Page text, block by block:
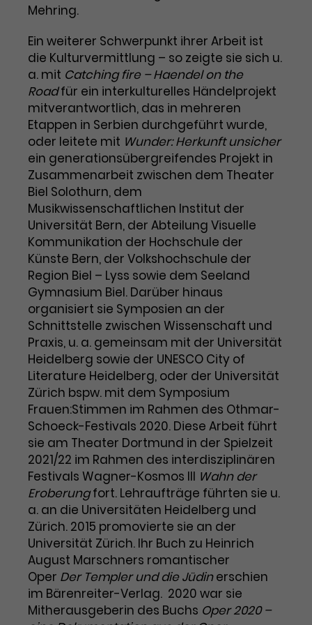
Benutzer*in wiedererkannt werden,
geschützten Bereichen gewährt.
Name cookie_optin
Anbieter TYPO3
Laufzeit 1 Monat
Zweck
Enthält die gewählten Tracking-
Optin-Einstellungen.
Zweck
Dieses Cookie wird von Google
Analytics installiert. Das Cookie
wird verwendet, um
Besucher*innen-, Sitzungs- und
Kampagnendaten zu berechnen
und die Nutzung der Website für
den Analysebericht der Website zu
verfolgen. Die Cookies speichern
Informationen anonym und weisen
eine zufallsgenerierte Nummer zu,
um Besuche zu erkennen.
Name _gid
Anbieter Google Analytics
Laufzeit 1 Tag
Zweck
Dieses Cookie wird von Google
Analytics installiert. Das Cookie
wird verwendet, um Informationen
darüber zu speichern, wie
Besucher*innen eine Website
nutzen, und hilft bei der Erstellung
eines Analyseberichts über die
Performance der Website. Die
erhobenen Daten umfassen in
anonymisierter Form die Anzahl
der Besuche, die Quelle, aus der sie
stammen, und die besuchten
Seiten.
Name _gat_UA-63561367-1
Marketing
Diese Gruppe beinhaltet alle Scripte, die es uns
ermöglichen die Leistung unserer
Werbekampagnen zu analysieren und
Conversions zu messen. Außerdem helfen sie
uns dabei Werbeanzeigen und Inhalte besser auf
die Interessen unserer Nutzer abzustimmen.
_gcl_au
Anbieter Google Ads
Laufzeit 3 Monate
Zweck
Wird von Google verwendet, um
die Effizienz von Werbeanzeigen zu
messen und Conversions zu
speichern. Dieses Cookie hilft dabei
nachzuvollziehen, ob Nutzer über
Google-Anzeigen auf unsere
Website gelangt sind.
Name _gcl_aw
Anbieter Google Ads
Laufzeit 3 Monate
Zweck
Dieses Cookie speichert
Informationen zu Werbeklicks und
dient der Zuordnung von
Conversions zu Google Ads-
Kampagnen.
Name _gcl_dc
Anbieter Google / DoubleClick
Cookie-Informationen
Mehring.
Ein weiterer Schwerpunkt ihrer Arbeit ist
die Kulturvermittlung – so zeigte sie sich u.
a. mit Catching fire – Haendel on the
Roadfür ein interkulturelles Händelprojekt
mitverantwortlich, das in mehreren
Etappen in Serbien durchgeführt wurde,
oder leitete mit Wunder: Herkunft unsicher
ein generationsübergreifendes Projekt in
Zusammenarbeit zwischen dem Theater
Biel Solothurn, dem
Musikwissenschaftlichen Institut der
Universität Bern, der Abteilung Visuelle
Kommunikation der Hochschule der
Künste Bern, der Volkshochschule der
Region Biel – Lyss sowie dem Seeland
Gymnasium Biel. Darüber hinaus
organisiert sie Symposien an der
Schnittstelle zwischen Wissenschaft und
Praxis, u. a. gemeinsam mit der Universität
Heidelberg sowie der UNESCO City of
Literature Heidelberg, oder der Universität
Zürich bspw. mit dem Symposium
Frauen:Stimmen im Rahmen des Othmar-
Schoeck-Festivals 2020. Diese Arbeit führt
sie am Theater Dortmund in der Spielzeit
2021/22 im Rahmen des interdisziplinären
Festivals Wagner-Kosmos III Wahn der
Eroberungfort. Lehraufträge führten sie u.
a. an die Universitäten Heidelberg und
Zürich. 2015 promovierte sie an der
Universität Zürich. Ihr Buch zu Heinrich
August Marschners romantischer
Oper Der Templer und die Jüdinerschien
im Bärenreiter-Verlag. 2020 war sie
Mitherausgeberin des Buchs Oper 2020 –